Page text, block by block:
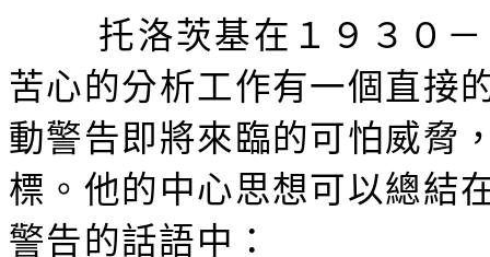
托洛茨基在１９３０
苦心的分析工作有一個直接
動警告即將來臨的可怕威脅
標。他的中心思想可以總結
警告的話語中：